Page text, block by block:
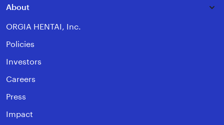
About
ORGIA HENTAI, Inc.
Policies
Investors
Careers
Press
Impact